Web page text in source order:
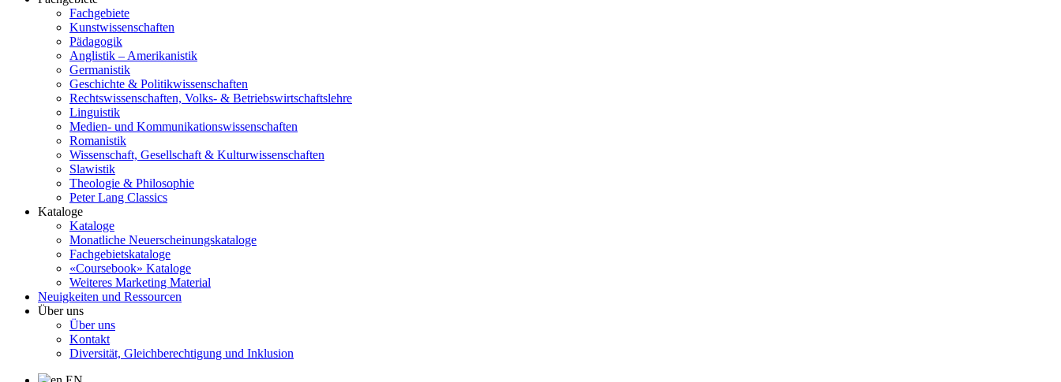
Fachgebiete
Kunstwissenschaften
Pädagogik
Anglistik – Amerikanistik
Germanistik
Geschichte & Politikwissenschaften
Rechtswissenschaften, Volks- & Betriebswirtschaftslehre
Linguistik
Medien- und Kommunikationswissenschaften
Romanistik
Wissenschaft, Gesellschaft & Kulturwissenschaften
Slawistik
Theologie & Philosophie
Peter Lang Classics
Kataloge
Kataloge
Monatliche Neuerscheinungskataloge
Fachgebietskataloge
«Coursebook» Kataloge
Weiteres Marketing Material
Neuigkeiten und Ressourcen
Über uns
Über uns
Kontakt
Diversität, Gleichberechtigung und Inklusion